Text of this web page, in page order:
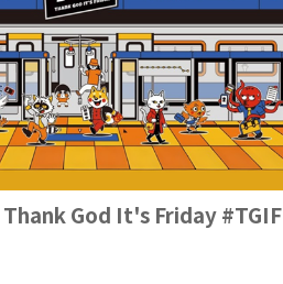
God It's Friday #TGIF